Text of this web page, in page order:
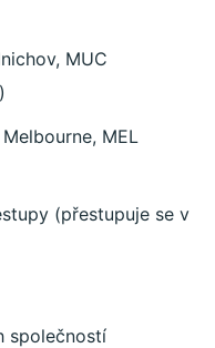
MUC
MEL
(přestupuje se v
společností